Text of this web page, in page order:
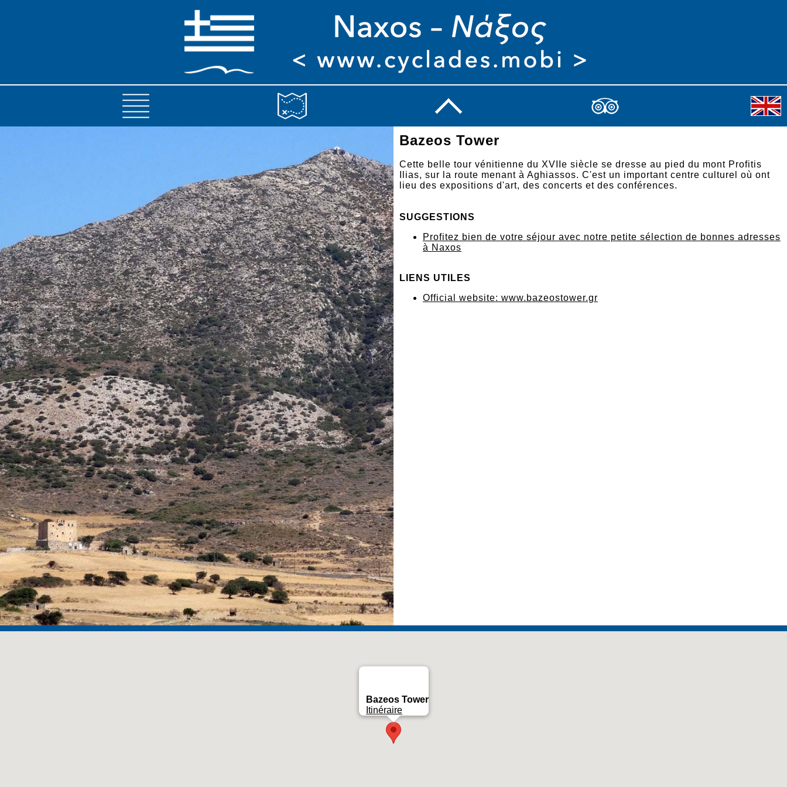
Bazeos Tower
Cette belle tour vénitienne du XVIIe siècle se dresse au pied du mont Profitis
Ilias, sur la route menant à Aghiassos. C'est un important centre culturel où ont
lieu des expositions d'art, des concerts et des conférences.
SUGGESTIONS
Profitez bien de votre séjour avec notre petite sélection de bonnes adresses
à Naxos
LIENS UTILES
Official website: www.bazeostower.gr
Bazeos Tower
Itinéraire